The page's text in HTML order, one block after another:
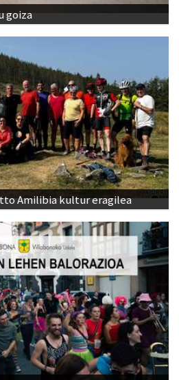
goiza
Amilibia kultur eragilea